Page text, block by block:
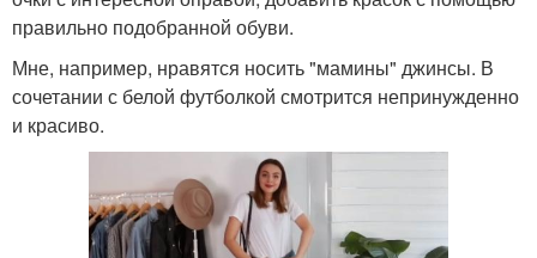
правильно подобранной обуви.
Мне, например, нравятся носить "мамины" джинсы. В
сочетании с белой футболкой смотрится непринужденно
и красиво.